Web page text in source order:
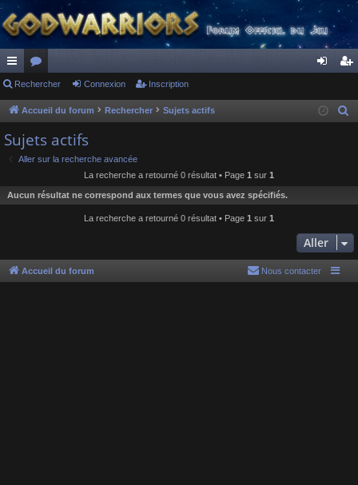
ac
co
ur
ci
or
u
s
ne cri
Rechercher Connexion Inscription
Accueil du forum Rechercher Sujets actifs
h
e
Sujets actifs
Aller sur la recherche avancée
La recherche a retourné 0 résultat • Page 1 sur 1
Aucun résultat ne correspond aux termes que vous avez spécifiés.
La recherche a retourné 0 résultat • Page 1 sur 1
Aller
Accueil du forum Nous contacter